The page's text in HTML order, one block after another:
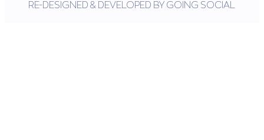
RE-DESIGNED & DEVELOPED BY GOING SOCIAL